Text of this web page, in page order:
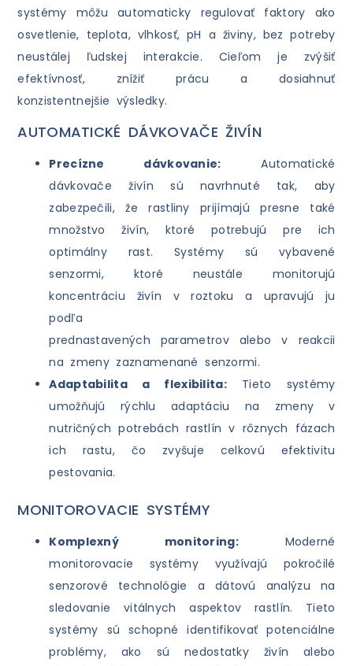
systémy môžu automaticky regulovať faktory ako
osvetlenie, teplota, vlhkosť, pH a živiny, bez potreby
neustálej ľudskej interakcie. Cieľom je zvýšiť
efektívnosť, znížiť prácu a dosiahnuť
konzistentnejšie výsledky.
AUTOMATICKÉ DÁVKOVAČE ŽIVÍN
Precízne dávkovanie: Automatické
dávkovače živín sú navrhnuté tak, aby
zabezpečili, že rastliny prijímajú presne také
množstvo živín, ktoré potrebujú pre ich
optimálny rast. Systémy sú vybavené
senzormi, ktoré neustále monitorujú
koncentráciu živín v roztoku a upravujú ju
podľa
prednastavených parametrov alebo v reakcii
na zmeny zaznamenané senzormi.
Adaptabilita a flexibilita:Tieto systémy
umožňujú rýchlu adaptáciu na zmeny v
nutričných potrebách rastlín v rôznych fázach
ich rastu, čo zvyšuje celkovú efektivitu
pestovania.
MONITOROVACIE SYSTÉMY
Komplexný monitoring:Moderné
monitorovacie systémy využívajú pokročilé
senzorové technológie a dátovú analýzu na
sledovanie vitálnych aspektov rastlín. Tieto
systémy sú schopné identifikovať potenciálne
problémy, ako sú nedostatky živín alebo